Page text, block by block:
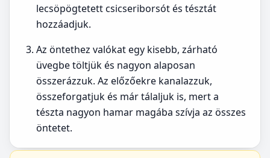
lecsöpögtetett csicseriborsót és tésztát
hozzáadjuk.
Az öntethez valókat egy kisebb, zárható
üvegbe töltjük és nagyon alaposan
összerázzuk. Az előzőekre kanalazzuk,
összeforgatjuk és már tálaljuk is, mert a
tészta nagyon hamar magába szívja az összes
öntetet.